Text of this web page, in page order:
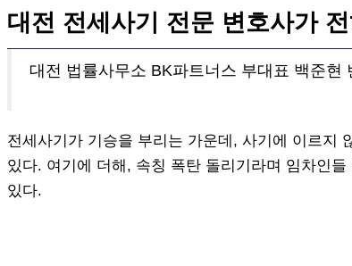
대전 전세사기 전문 변호사가
대전 법률사무소 BK파트너스 부대표 백준현
전세사기가 기승을 부리는 가운데, 사기에 이르지
있다. 여기에 더해, 속칭 폭탄 돌리기라며 임차인
있다.